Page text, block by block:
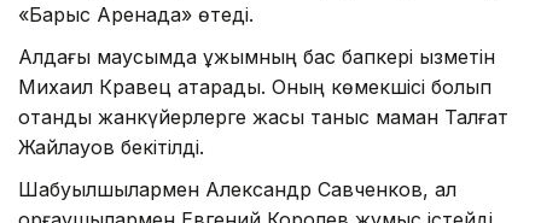
«Барыс Аренада» өтеді.
Алдағы маусымда ұжымның бас бапкері қызметін
Михаил Кравец атқарады. Оның көмекшісі болып
отандық жанкүйерлерге жақсы таныс маман Талғат
Жайлауов бекітілді.
Шабуылшылармен Александр Савченков, ал